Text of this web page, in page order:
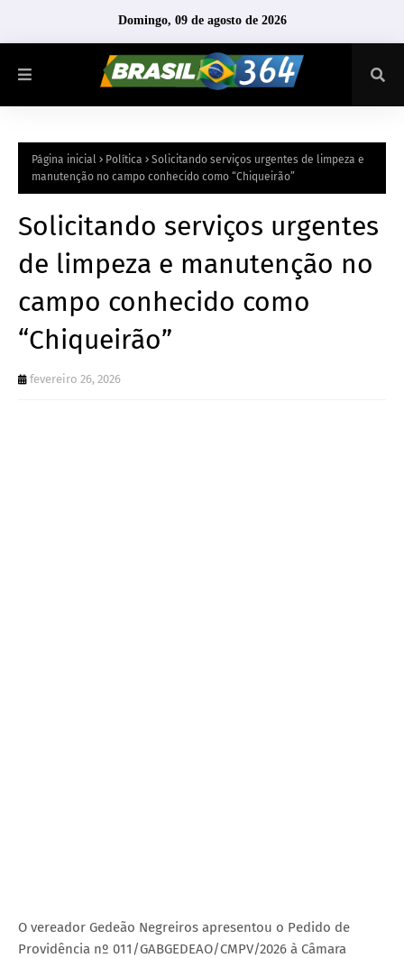
Domingo, 09 de agosto de 2026
Página inicial Política
Solicitando serviços urgentes de limpeza e
manutenção no campo conhecido como “Chiqueirão”
Solicitando serviços urgentes
de limpeza e manutenção no
campo conhecido como
“Chiqueirão”
fevereiro 26, 2026
O vereador Gedeão Negreiros apresentou o Pedido de
Providência nº 011/GABGEDEAO/CMPV/2026 à Câmara